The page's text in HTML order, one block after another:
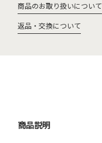
商品のお取り扱いについて
返品・交換について
商品説明